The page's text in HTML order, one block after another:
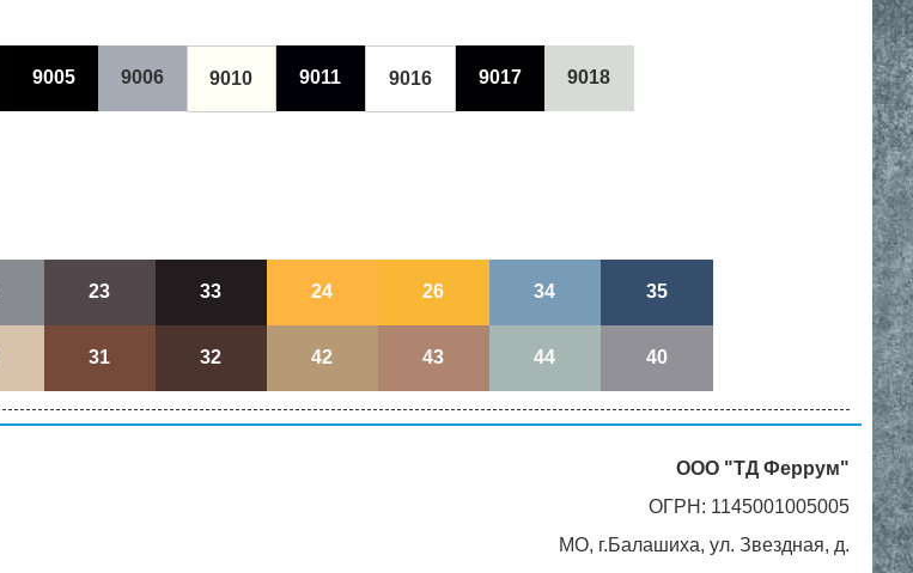
9005 9006 9010 9011 9016 9017 9018
23 33 24 26 34 35
31 32 42 43 44 40
ООО "ТД Феррум"
ОГРН: 1145001005005
МО, г.Балашиха, ул. Звездная, д.